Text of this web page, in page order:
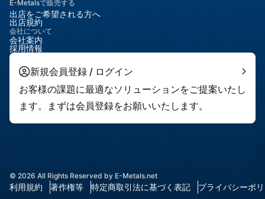
E-Metalsで販売する
出店をご希望される方へ
出店規約
会社について
会社案内
採用情報
新規会員登録 / ログイン
お客様の課題に最適なソリューションをご提案いたし
ます。まずは会員登録をお願いいたします。
© 2026 All Rights Reserved by E-Metals.net
利用規約 著作権等 特定商取引法に基づく表記 プライバシーポ